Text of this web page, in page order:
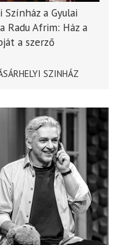
a Gyulai
Radu Afrim: Ház a
a szerző
SZINHÁZ